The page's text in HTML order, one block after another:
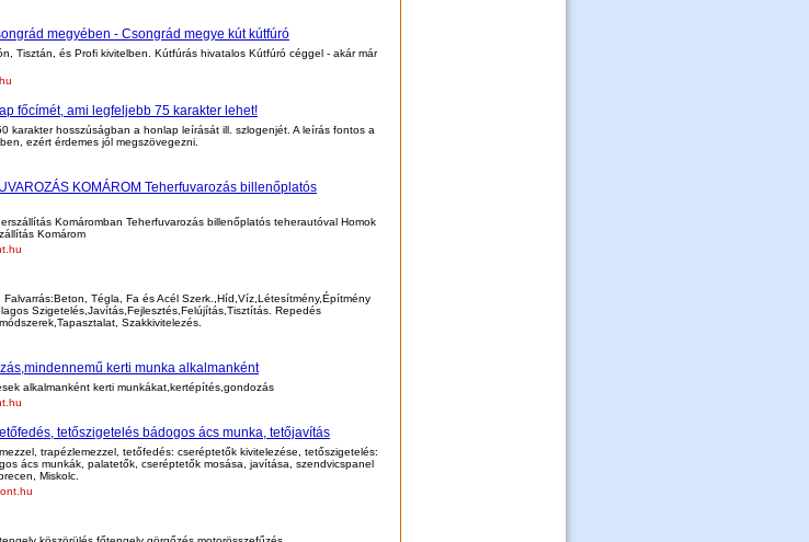
megyében - Csongrád megye kút kútfúró
Tisztán, és Profi kivitelben. Kútfúrás hivatalos Kútfúró céggel - akár már
főcímét, ami legfeljebb 75 karakter lehet!
karakter hosszúságban a honlap leírását ill. szlogenjét. A leírás fontos a
ezért érdemes jól megszövegezni.
KOMÁROM Teherfuvarozás billenőplatós
Komáromban Teherfuvarozás billenőplatós teherautóval Homok
Komárom
Tégla, Fa és Acél Szerk.,Híd,Víz,Létesítmény,Építmény
Szigetelés,Javítás,Fejlesztés,Felújítás,Tisztítás. Repedés
Szakkivitelezés.
kerti munka alkalmanként
alkalmanként kerti munkákat,kertépítés,gondozás
tetőszigetelés bádogos ács munka, tetőjavítás
trapézlemezzel, tetőfedés: cseréptetők kivitelezése, tetőszigetelés:
ács munkák, palatetők, cseréptetők mosása, javítása, szendvicspanel
Miskolc.